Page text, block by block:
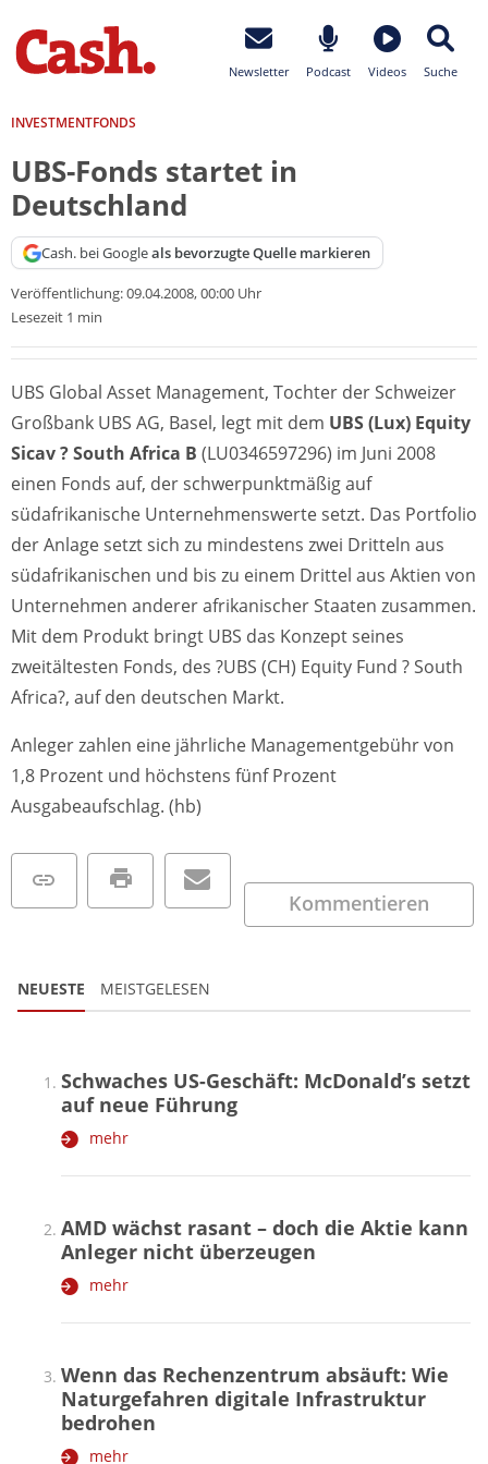
Newsletter Podcast Videos Suche
INVESTMENTFONDS
UBS-Fonds startet in
Deutschland
Cash. bei Googleals bevorzugte Quelle markieren
Veröffentlichung:09.04.2008, 00:00 Uhr
Lesezeit 1 min
UBS Global Asset Management, Tochter der Schweizer
Großbank UBS AG, Basel, legt mit dem UBS (Lux) Equity
Sicav ? South Africa B (LU0346597296) im Juni 2008
einen Fonds auf, der schwerpunktmäßig auf
südafrikanische Unternehmenswerte setzt. Das Portfolio
der Anlage setzt sich zu mindestens zwei Dritteln aus
südafrikanischen und bis zu einem Drittel aus Aktien von
Unternehmen anderer afrikanischer Staaten zusammen.
Mit dem Produkt bringt UBS das Konzept seines
zweitältesten Fonds, des ?UBS (CH) Equity Fund ? South
Africa?, auf den deutschen Markt.
Anleger zahlen eine jährliche Managementgebühr von
1,8 Prozent und höchstens fünf Prozent
Ausgabeaufschlag. (hb)
Kommentieren
NEUESTE MEISTGELESEN
Schwaches US-Geschäft: McDonald’s setzt
auf neue Führung
mehr
AMD wächst rasant – doch die Aktie kann
Anleger nicht überzeugen
mehr
Wenn das Rechenzentrum absäuft: Wie
Naturgefahren digitale Infrastruktur
bedrohen
mehr